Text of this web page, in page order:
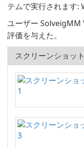
テムで実行されます:
ユーザー
評価を与えた。
スクリーンショッ